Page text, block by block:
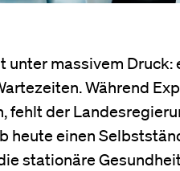
massivem Druck:
Während
fehlt der
heute einen
stationäre